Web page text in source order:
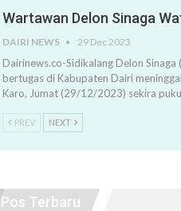
Wartawan Delon Sinaga
DAIRI NEWS 29 Dec 2023
Dairinews.co-Sidikalang Delon
bertugas di Kabupaten Dairi
Karo, Jumat (29/12/2023) sekira
PREV NEXT
Pos Terbaru